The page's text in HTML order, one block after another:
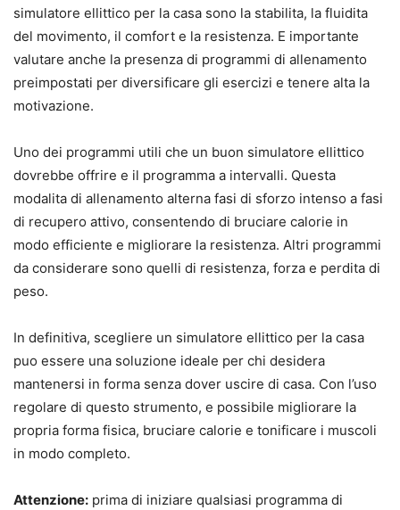
simulatore ellittico per la casa sono la stabilita, la fluidita
del movimento, il comfort e la resistenza. E importante
valutare anche la presenza di programmi di allenamento
preimpostati per diversificare gli esercizi e tenere alta la
motivazione.
Uno dei programmi utili che un buon simulatore ellittico
dovrebbe offrire e il programma a intervalli. Questa
modalita di allenamento alterna fasi di sforzo intenso a fasi
di recupero attivo, consentendo di bruciare calorie in
modo efficiente e migliorare la resistenza. Altri programmi
da considerare sono quelli di resistenza, forza e perdita di
peso.
In definitiva, scegliere un simulatore ellittico per la casa
puo essere una soluzione ideale per chi desidera
mantenersi in forma senza dover uscire di casa. Con l’uso
regolare di questo strumento, e possibile migliorare la
propria forma fisica, bruciare calorie e tonificare i muscoli
in modo completo.
Attenzione: prima di iniziare qualsiasi programma di